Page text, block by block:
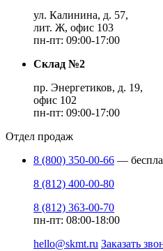
ул. Калинина, д. 57,
лит. Ж, офис 103
пн-пт: 09:00-17:00
Склад №2
пр. Энергетиков, д. 19,
офис 102
пн-пт: 09:00-17:00
Отдел продаж
8 (800) 350-00-66 —
8 (812) 400-00-80
8 (812) 363-00-70
пн-пт: 08:00-18:00
hello@skmt.ru Заказать